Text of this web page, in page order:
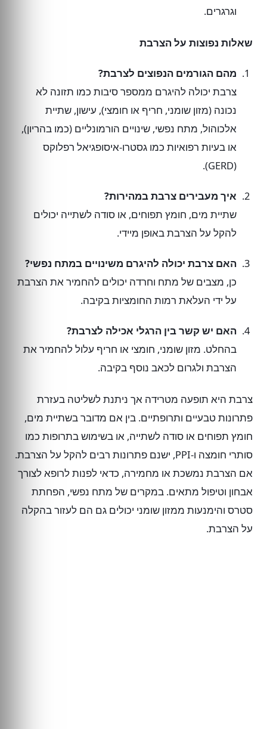
וגרגרים.
שאלות נפוצות על הצרבת
מהם הגורמים הנפוצים לצרבת?
צרבת יכולה להיגרם ממספר סיבות כמו תזונה לא
נכונה (מזון שומני, חריף או חומצי), עישון, שתיית
אלכוהול, מתח נפשי, שינויים הורמונליים (כמו בהריון),
או בעיות רפואיות כמו גסטרו-איסופגיאל רפלוקס
(GERD).
איך מעבירים צרבת במהירות?
שתיית מים, חומץ תפוחים, או סודה לשתייה יכולים
להקל על הצרבת באופן מיידי.
האם צרבת יכולה להיגרם משינויים במתח נפשי?
כן, מצבים של מתח וחרדה יכולים להחמיר את הצרבת
על ידי העלאת רמות החומציות בקיבה.
האם יש קשר בין הרגלי אכילה לצרבת?
בהחלט. מזון שומני, חומצי או חריף עלול להחמיר את
הצרבת ולגרום לכאב נוסף בקיבה.
צרבת היא תופעה מטרידה אך ניתנת לשליטה בעזרת
פתרונות טבעיים ותרופתיים. בין אם מדובר בשתיית מים,
חומץ תפוחים או סודה לשתייה, או בשימוש בתרופות כמו
סותרי חומצה ו-PPI, ישנם פתרונות רבים להקל על הצרבת.
אם הצרבת נמשכת או מחמירה, כדאי לפנות לרופא לצורך
אבחון וטיפול מתאים. במקרים של מתח נפשי, הפחתת
סטרס והימנעות ממזון שומני יכולים גם הם לעזור בהקלה
על הצרבת.